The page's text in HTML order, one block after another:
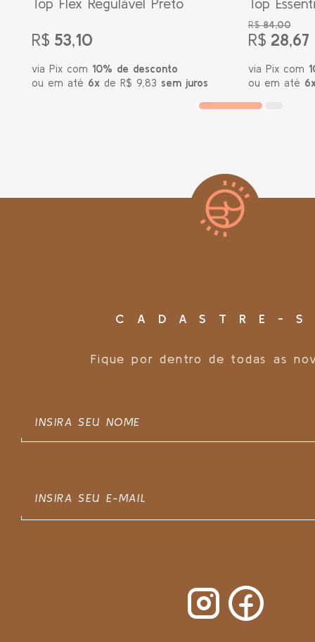
R$ 53,10
via Pix com 10% de desconto
ou em até 6x de R$ 9,83 sem juros
Militar
R$84,00
R$ 28,67
via Pix com
ou em até
CADASTRE-
Fique por dentro de todas as